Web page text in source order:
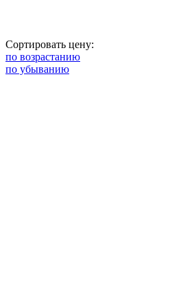
Сортировать цену:
по возрастанию
по убыванию